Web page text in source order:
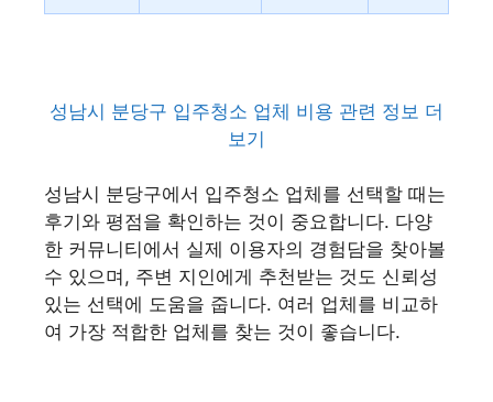
성남시 분당구 입주청소 업체 비용 관련 정보 더
보기
성남시 분당구에서 입주청소 업체를 선택할 때는
후기와 평점을 확인하는 것이 중요합니다. 다양
한 커뮤니티에서 실제 이용자의 경험담을 찾아볼
수 있으며, 주변 지인에게 추천받는 것도 신뢰성
있는 선택에 도움을 줍니다. 여러 업체를 비교하
여 가장 적합한 업체를 찾는 것이 좋습니다.